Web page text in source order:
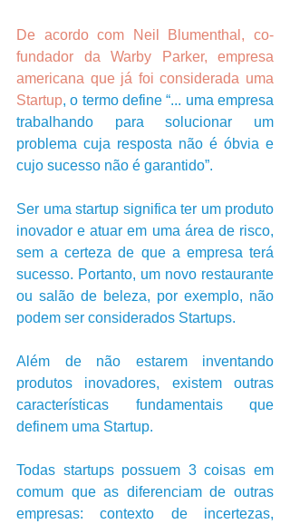
De acordo com Neil Blumenthal, co-
fundador da Warby Parker, empresa
americana que já foi considerada uma
Startup, o termo define “... uma empresa
trabalhando para solucionar um
problema cuja resposta não é óbvia e
cujo sucesso não é garantido”.
Ser uma startup significa ter um produto
inovador e atuar em uma área de risco,
sem a certeza de que a empresa terá
sucesso. Portanto, um novo restaurante
ou salão de beleza, por exemplo, não
podem ser considerados Startups.
Além de não estarem inventando
produtos inovadores, existem outras
características fundamentais que
definem uma Startup.
Todas startups possuem 3 coisas em
comum que as diferenciam de outras
empresas: contexto de incertezas,